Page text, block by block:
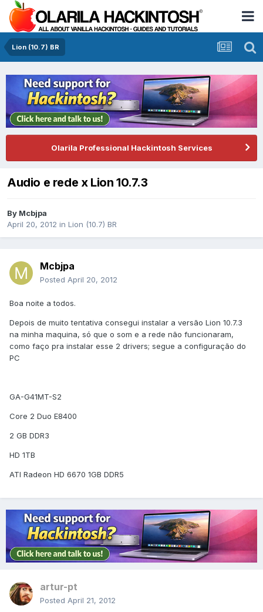
Lion (10.7) BR
Olarila Professional Hackintosh Services
Audio e rede x Lion 10.7.3
By Mcbjpa
April 20, 2012 in Lion (10.7) BR
Mcbjpa
Posted April 20, 2012
Boa noite a todos.
Depois de muito tentativa consegui instalar a versão Lion 10.7.3
na minha maquina, só que o som e a rede não funcionaram,
como faço pra instalar esse 2 drivers; segue a configuração do
PC
GA-G41MT-S2
Core 2 Duo E8400
2 GB DDR3
HD 1TB
ATI Radeon HD 6670 1GB DDR5
artur-pt
Posted April 21, 2012